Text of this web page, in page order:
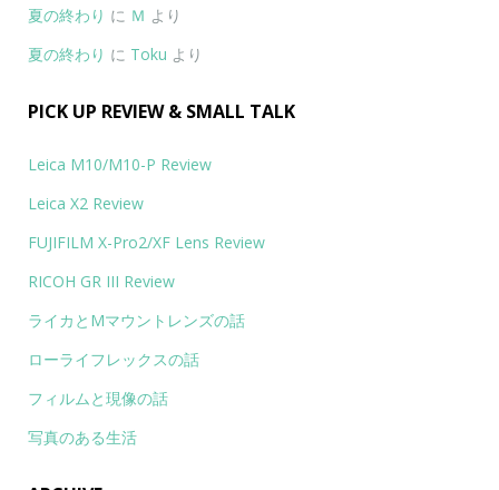
夏の終わり に Ｍ より
夏の終わり に Toku より
PICK UP REVIEW & SMALL TALK
Leica M10/M10-P Review
Leica X2 Review
FUJIFILM X-Pro2/XF Lens Review
RICOH GR III Review
ライカとMマウントレンズの話
ローライフレックスの話
フィルムと現像の話
写真のある生活